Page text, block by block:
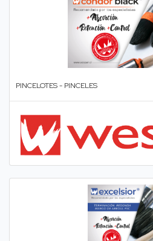
PINCELOTES - PINCELES